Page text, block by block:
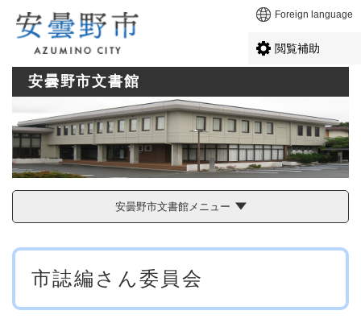
メニューを飛ばして本文へ Foreign language
閲覧補助
安曇野市文書館
安曇野市文書館メニュー
本
市誌編さん委員会